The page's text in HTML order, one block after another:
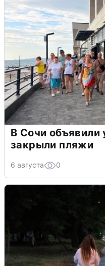
В Сочи объявили
закрыли пляжи
6 августа 0